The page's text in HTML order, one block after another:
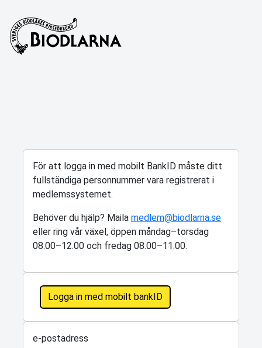
För att logga in med mobilt BankID måste ditt
fullständiga personnummer vara registrerat i
medlemssystemet.
Behöver du hjälp? Maila medlem@biodlarna.se
eller ring vår växel, öppen måndag–torsdag
08.00–12.00 och fredag 08.00–11.00.
Logga in med mobilt bankID
e-postadress